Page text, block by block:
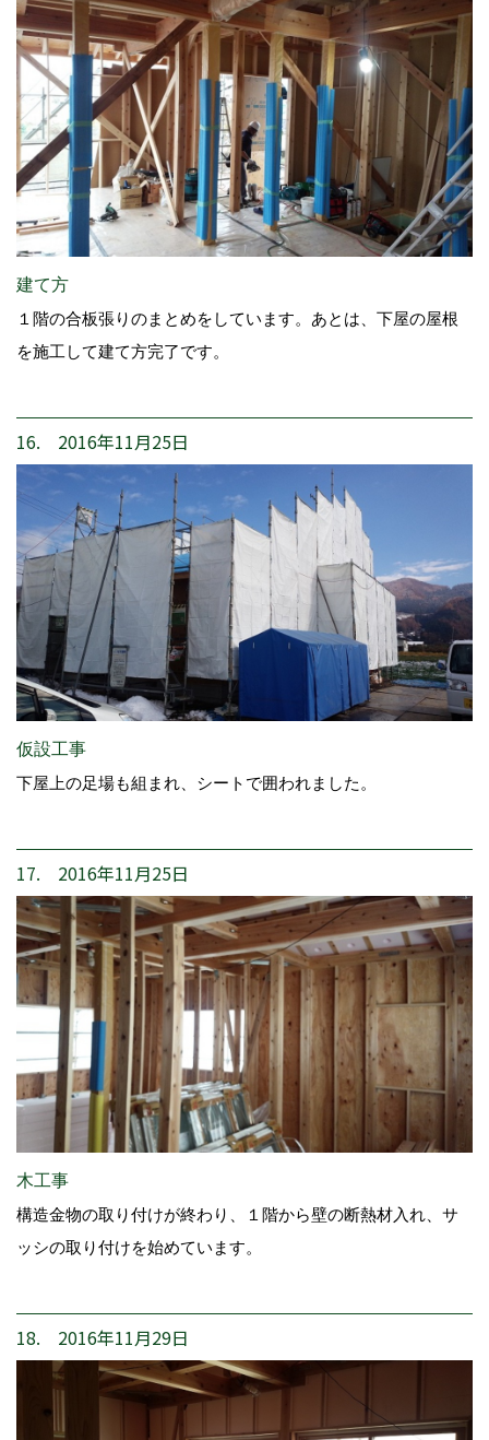
建て方
１階の合板張りのまとめをしています。あとは、下屋の屋根
を施工して建て方完了です。
16. 2016年11月25日
仮設工事
下屋上の足場も組まれ、シートで囲われました。
17. 2016年11月25日
木工事
構造金物の取り付けが終わり、１階から壁の断熱材入れ、サ
ッシの取り付けを始めています。
18. 2016年11月29日